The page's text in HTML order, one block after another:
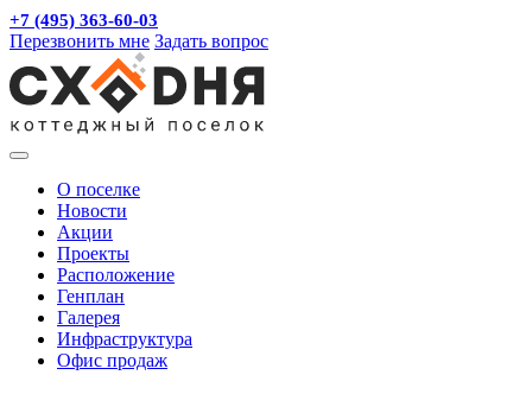
+7 (495) 363-60-03
Перезвонить мне Задать вопрос
О поселке
Новости
Акции
Проекты
Расположение
Генплан
Галерея
Инфраструктура
Офис продаж